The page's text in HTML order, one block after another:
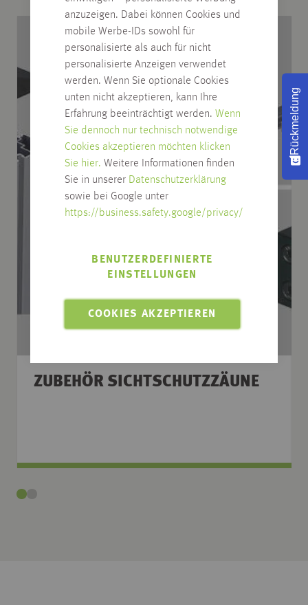
anzuzeigen. Dabei können Cookies und
mobile Werbe-IDs sowohl für
personalisierte als auch für nicht
personalisierte Anzeigen verwendet
werden. Wenn Sie optionale Cookies
unten nicht akzeptieren, kann Ihre
Erfahrung beeinträchtigt werden. Wenn
Sie dennoch nur technisch notwendige
Cookies akzeptieren möchten klicken
Sie hier. Weitere Informationen finden
Sie in unserer Datenschutzerklärung
sowie bei Google unter
https://business.safety.google/privacy/
COOKIES AKZEPTIEREN
BENUTZERDEFINIERTE
EINSTELLUNGEN
ZUBEHÖR SICHTSCHUTZZÄUNE
Rückmeldung